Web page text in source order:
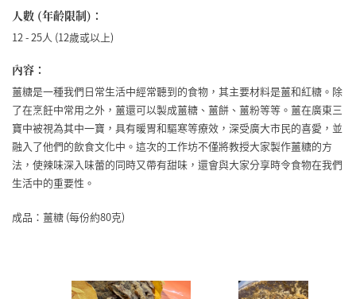
人數 (年齡限制)：
12 - 25人 (12歲或以上)
內容：
薑糖是一種我們日常生活中經常聽到的食物，其主要材料是薑和紅糖。除
了在烹飪中常用之外，薑還可以製成薑糖、薑餅、薑粉等等。薑在廣東三
寶中被視為其中一寶，具有暖胃和驅寒等療效，深受廣大市民的喜愛，並
融入了他們的飲食文化中。這次的工作坊不僅將教授大家製作薑糖的方
法，使辣味深入味蕾的同時又帶有甜味，還會與大家分享時令食物在我們
生活中的重要性。
成品：薑糖 (每份約80克)